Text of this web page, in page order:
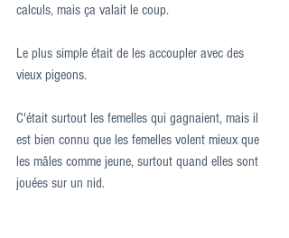
calculs, mais ça valait le coup.
Le plus simple était de les accoupler avec des
vieux pigeons.
C'était surtout les femelles qui gagnaient, mais il
est bien connu que les femelles volent mieux que
les mâles comme jeune, surtout quand elles sont
jouées sur un nid.